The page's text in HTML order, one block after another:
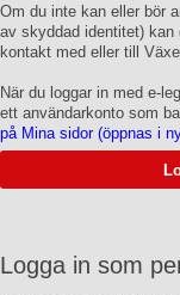
Om du inte kan eller bör
av skyddad identitet) kan
kontakt med eller till
När du loggar in med e-
ett användarkonto som
på Mina sidor (öppnas i
Logga in som